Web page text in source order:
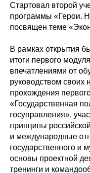
Стартовал второй
программы «Герои.
посвящен теме
В рамках открытия
итоги первого
впечатлениями от
руководством своих
прохождения
«Государственная
госуправления»,
принципы
и международные
государственного и
основы проектной
тренинги и